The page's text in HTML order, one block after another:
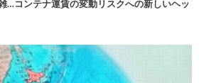
…コンテナ運賃の変動リスクへの新しいヘッ